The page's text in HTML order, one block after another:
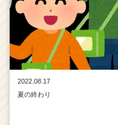
2022.08.17
夏の終わり